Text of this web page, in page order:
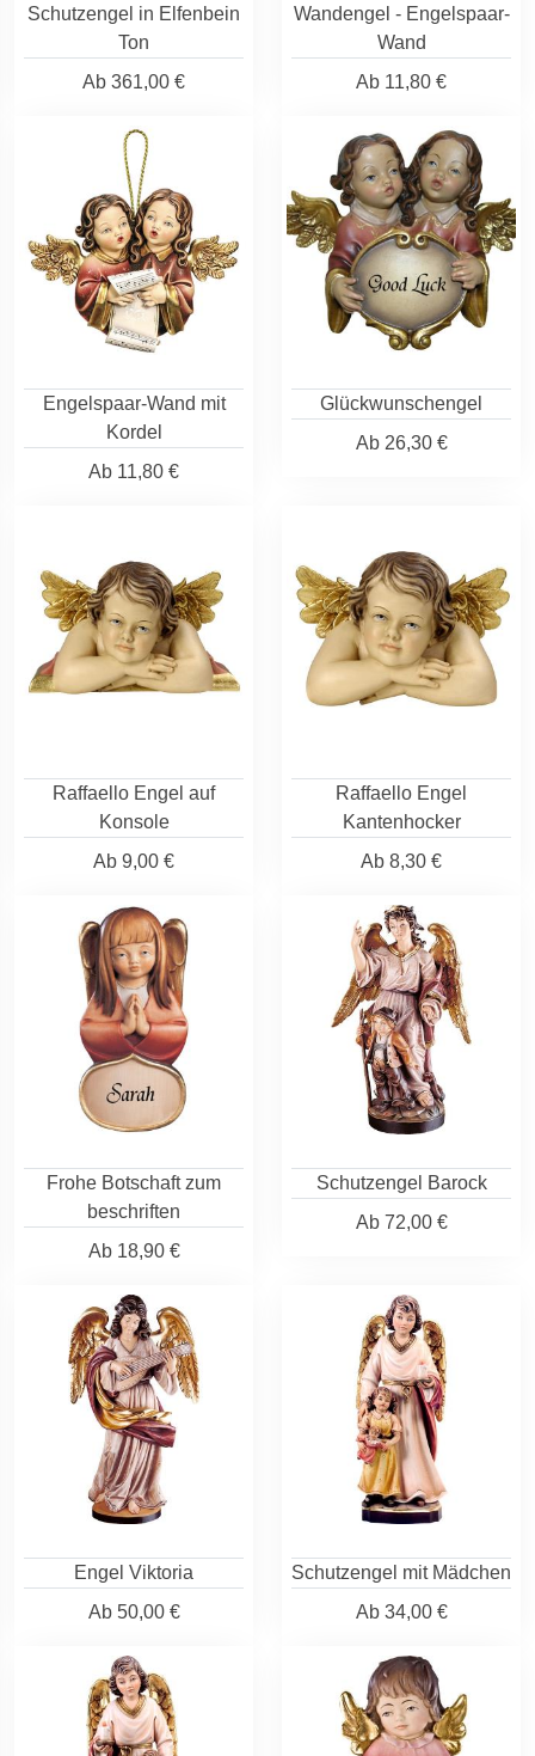
Schutzengel in Elfenbein
Ton
Ab 361,00 €
Wandengel - Engelspaar-
Wand
Ab 11,80 €
Engelspaar-Wand mit
Kordel
Ab 11,80 €
Glückwunschengel
Ab26,30 €
Raffaello Engel auf
Konsole
Ab 9,00 €
Raffaello Engel
Kantenhocker
Ab 8,30 €
Frohe Botschaft zum
beschriften
Ab18,90 €
Schutzengel Barock
Ab72,00 €
Engel Viktoria
Ab50,00 €
Schutzengel mit Mädchen
Ab34,00 €